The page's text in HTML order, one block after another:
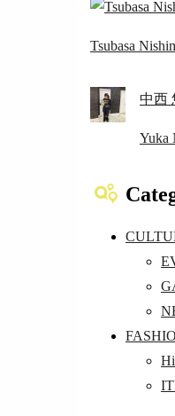
Tsubasa
中西
Yuka